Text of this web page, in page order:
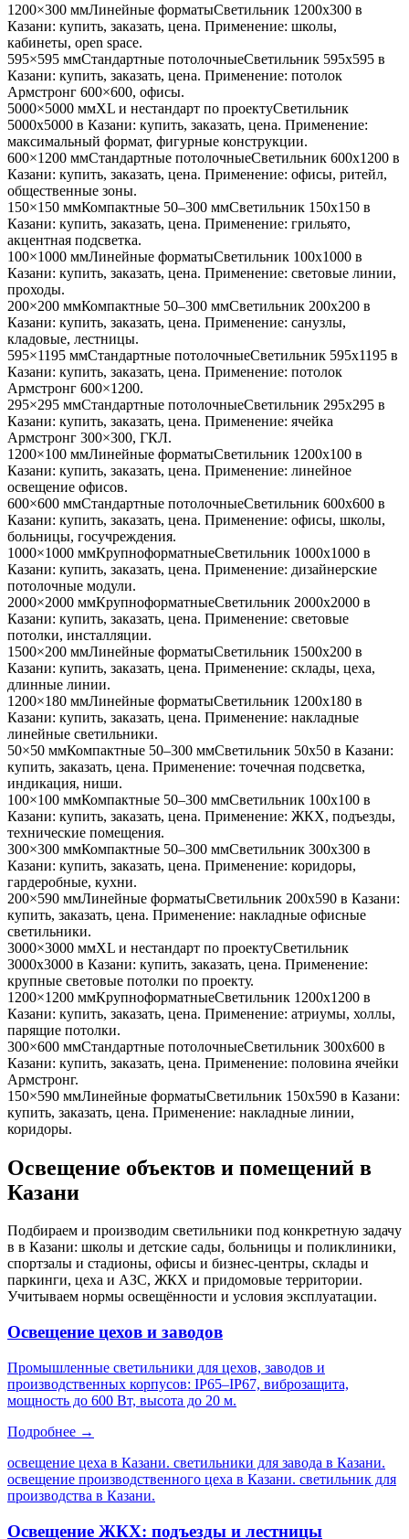
1200×300 ммЛинейные форматыСветильник 1200x300 в
Казани: купить, заказать, цена. Применение: школы,
кабинеты, open space.
595×595 ммСтандартные потолочныеСветильник 595x595 в
Казани: купить, заказать, цена. Применение: потолок
Армстронг 600×600, офисы.
5000×5000 ммXL и нестандарт по проектуСветильник
5000x5000 в Казани: купить, заказать, цена. Применение:
максимальный формат, фигурные конструкции.
600×1200 ммСтандартные потолочныеСветильник 600x1200 в
Казани: купить, заказать, цена. Применение: офисы, ритейл,
общественные зоны.
150×150 ммКомпактные 50–300 ммСветильник 150x150 в
Казани: купить, заказать, цена. Применение: грильято,
акцентная подсветка.
100×1000 ммЛинейные форматыСветильник 100x1000 в
Казани: купить, заказать, цена. Применение: световые линии,
проходы.
200×200 ммКомпактные 50–300 ммСветильник 200x200 в
Казани: купить, заказать, цена. Применение: санузлы,
кладовые, лестницы.
595×1195 ммСтандартные потолочныеСветильник 595x1195 в
Казани: купить, заказать, цена. Применение: потолок
Армстронг 600×1200.
295×295 ммСтандартные потолочныеСветильник 295x295 в
Казани: купить, заказать, цена. Применение: ячейка
Армстронг 300×300, ГКЛ.
1200×100 ммЛинейные форматыСветильник 1200x100 в
Казани: купить, заказать, цена. Применение: линейное
освещение офисов.
600×600 ммСтандартные потолочныеСветильник 600x600 в
Казани: купить, заказать, цена. Применение: офисы, школы,
больницы, госучреждения.
1000×1000 ммКрупноформатныеСветильник 1000x1000 в
Казани: купить, заказать, цена. Применение: дизайнерские
потолочные модули.
2000×2000 ммКрупноформатныеСветильник 2000x2000 в
Казани: купить, заказать, цена. Применение: световые
потолки, инсталляции.
1500×200 ммЛинейные форматыСветильник 1500x200 в
Казани: купить, заказать, цена. Применение: склады, цеха,
длинные линии.
1200×180 ммЛинейные форматыСветильник 1200x180 в
Казани: купить, заказать, цена. Применение: накладные
линейные светильники.
50×50 ммКомпактные 50–300 ммСветильник 50x50 в Казани:
купить, заказать, цена. Применение: точечная подсветка,
индикация, ниши.
100×100 ммКомпактные 50–300 ммСветильник 100x100 в
Казани: купить, заказать, цена. Применение: ЖКХ, подъезды,
технические помещения.
300×300 ммКомпактные 50–300 ммСветильник 300x300 в
Казани: купить, заказать, цена. Применение: коридоры,
гардеробные, кухни.
200×590 ммЛинейные форматыСветильник 200x590 в Казани:
купить, заказать, цена. Применение: накладные офисные
светильники.
3000×3000 ммXL и нестандарт по проектуСветильник
3000x3000 в Казани: купить, заказать, цена. Применение:
крупные световые потолки по проекту.
1200×1200 ммКрупноформатныеСветильник 1200x1200 в
Казани: купить, заказать, цена. Применение: атриумы, холлы,
парящие потолки.
300×600 ммСтандартные потолочныеСветильник 300x600 в
Казани: купить, заказать, цена. Применение: половина ячейки
Армстронг.
150×590 ммЛинейные форматыСветильник 150x590 в Казани:
купить, заказать, цена. Применение: накладные линии,
коридоры.
Освещение объектов и помещений в
Казани
Подбираем и производим светильники под конкретную задачу
в в Казани: школы и детские сады, больницы и поликлиники,
спортзалы и стадионы, офисы и бизнес-центры, склады и
паркинги, цеха и АЗС, ЖКХ и придомовые территории.
Учитываем нормы освещённости и условия эксплуатации.
Освещение цехов и заводов
Промышленные светильники для цехов, заводов и
производственных корпусов: IP65–IP67, виброзащита,
мощность до 600 Вт, высота до 20 м.
Подробнее →
освещение цеха в Казани. светильники для завода в Казани.
освещение производственного цеха в Казани. светильник для
производства в Казани.
Освещение ЖКХ: подъезды и лестницы